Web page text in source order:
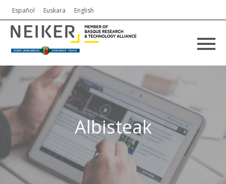
Español Euskara English
Albisteak